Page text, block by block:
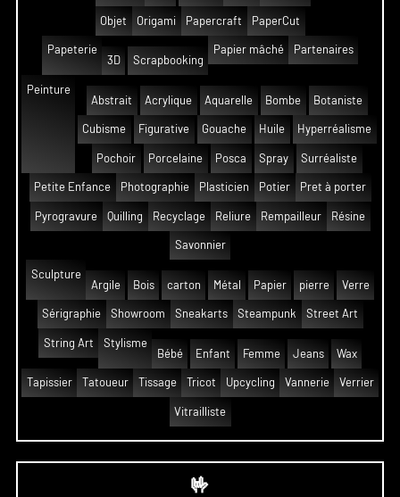
Objet Origami Papercraft PaperCut
Papeterie
3D
Scrapbooking
Papier mâché Partenaires
Peinture
Abstrait
Acrylique Aquarelle Bombe Botaniste
Cubisme Figurative Gouache Huile Hyperréalisme
Pochoir Porcelaine Posca Spray Surréaliste
Petite Enfance Photographie Plasticien Potier Pret à porter
Pyrogravure Quilling Recyclage Reliure Rempailleur Résine
Savonnier
Sculpture
Argile
Bois carton Métal Papier pierre Verre
Sérigraphie Showroom Sneakarts Steampunk Street Art
String Art
Stylisme
Bébé
Enfant Femme Jeans Wax
Tapissier Tatoueur Tissage Tricot Upcycling Vannerie Verrier
Vitrailliste
🤟